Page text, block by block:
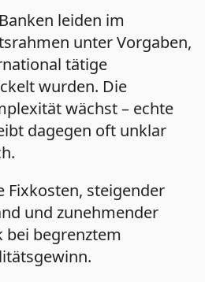
leiden im
unter Vorgaben,
tätige
wurden. Die
wächst – echte
dagegen oft unklar
Fixkosten, steigender
und zunehmender
begrenztem